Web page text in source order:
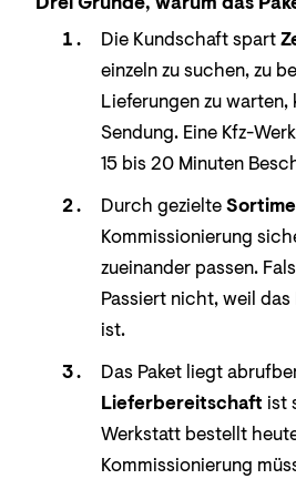
Die Kundschaft spart
einzeln zu suchen, zu
Lieferungen zu warten,
Sendung. Eine Kfz-
15 bis 20 Minuten
Durch gezielte
Kommissionierung
zueinander passen.
Passiert nicht, weil
ist.
Das Paket liegt
Lieferbereitschaft ist
Werkstatt bestellt
Kommissionierung